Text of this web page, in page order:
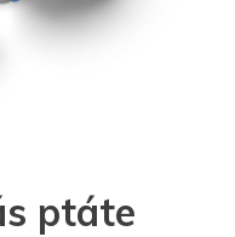
ptáte